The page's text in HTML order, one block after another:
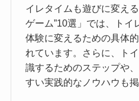
イレタイムも遊びに変え
ゲーム”10選」では、トイ
体験に変えるための具体
れています。さらに、ト
識するためのステップや
すい実践的なノウハウも